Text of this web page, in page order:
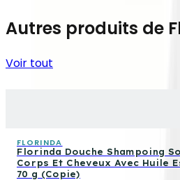
Autres produits de
Voir tout
FLORINDA
Florinda Douche Shampoing
Corps Et Cheveux Avec Huile
70 g (Copie)